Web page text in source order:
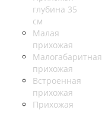
глубина 35
см
Малая
прихожая
Малогабаритная
прихожая
Встроенная
прихожая
Прихожая